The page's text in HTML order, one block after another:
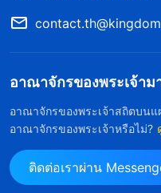
ฉันเห็นด้วยกับพี่น้องหย
เขา คำพูดของมนุษย์อ
ไม่ใช่แค่ของพระเจ้า แ
ทั้งหมดในทันที ฉันคิดว่า
ทรงดลใจพระคัมภีร์ทั้งเ
ผิด” ในตอนนั้น ฉันอธิษฐ
“โอ้องค์พระผู้เป็นเจ้า ห
อาณาจักรของพระเจ้าม
อาณาจักรของพระเจ้าสถิตบน
อาณาจักรของพระเจ้าหรือไม่?
ติดต่อเราผ่าน